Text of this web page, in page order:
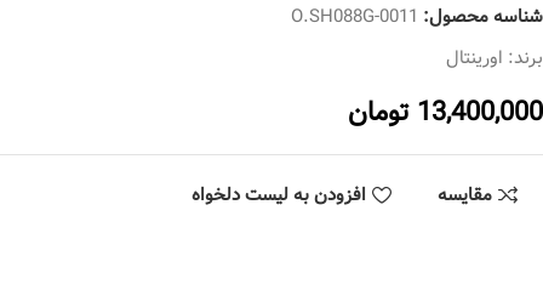
شناسه محصول: O.SH088G-0011
برند: اورینتال
13,400,000 تومان
مقایسه افزودن به لیست دلخواه